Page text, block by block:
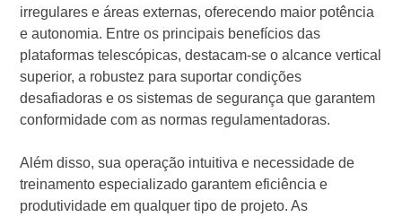
irregulares e áreas externas, oferecendo maior potência
e autonomia. Entre os principais benefícios das
plataformas telescópicas, destacam-se o alcance vertical
superior, a robustez para suportar condições
desafiadoras e os sistemas de segurança que garantem
conformidade com as normas regulamentadoras.
Além disso, sua operação intuitiva e necessidade de
treinamento especializado garantem eficiência e
produtividade em qualquer tipo de projeto. As